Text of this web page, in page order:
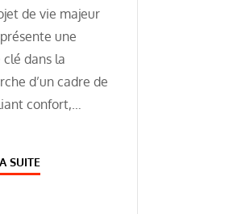
de vie majeur
une
dans la
d’un cadre de
confort,…
SUITE